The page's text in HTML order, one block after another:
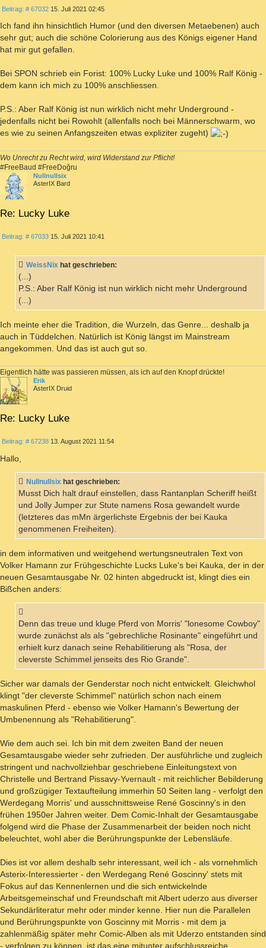
Beitrag: # 67032Beitrag
15. Juli 2021 02:45
Ich fand ihn hinsichtlich Humor (und den diversen Metaebenen) auch
sehr gut; auch die schöne Colorierung aus des Königs eigener Hand
hat mir gut gefallen.
Bei SPON schrieb ein Forist: 100% Lucky Luke und 100% Ralf König -
dem kann ich mich zu 100% anschliessen.
P.S.: Aber Ralf König ist nun wirklich nicht mehr Underground -
jedenfalls nicht bei Rowohlt (allenfalls noch bei Männerschwarm, wo
es wie zu seinen Anfangszeiten etwas expliziter zugeht)
Wo Unrecht zu Recht wird, wird Widerstand zur Pflicht!
#FreeBaud #FreeDoğru
Nullnullsix
AsterIX Bard
Re: Lucky Luke
Beitrag: # 67033Beitrag
15. Juli 2021 10:41
WeissNix hat geschrieben:
(...)
P.S.: Aber Ralf König ist nun wirklich nicht mehr Underground
(...)
Ich meinte eher die Tradition, die Wurzeln, das Genre... deshalb ja
auch in Tüddelchen. Natürlich ist König längst im Mainstream
angekommen. Und das ist auch gut so.
Eigentlich hätte was passieren müssen, als ich auf den Knopf drückte!
Erik
AsterIX Druid
Re: Lucky Luke
Beitrag: # 67238Beitrag
13. August 2021 11:54
Hallo,
Nullnullsix hat geschrieben:
Musst Dich halt drauf einstellen, dass Rantanplan Scheriff heißt
und Jolly Jumper zur Stute namens Rosa gewandelt wurde
(letzteres das mMn ärgerlichste Ergebnis der bei Kauka
genommenen Freiheiten).
in dem informativen und weitgehend wertungsneutralen Text von
Volker Hamann zur Frühgeschichte Lucks Luke's bei Kauka, der in der
neuen Gesamtausgabe Nr. 02 hinten abgedruckt ist, klingt dies ein
Bißchen anders:
Denn das treue und kluge Pferd von Morris' "lonesome Cowboy"
wurde zunächst als als "gebrechliche Rosinante" eingeführt und
erhielt kurz danach seine Rehabilitierung als "Rosa, der
cleverste Schimmel jenseits des Rio Grande".
Sicher war damals der Genderstar noch nicht entwickelt. Gleichwhol
klingt "der cleverste Schimmel" natürlich schon nach einem
maskulinen Pferd - ebenso wie Volker Hamann's Bewertung der
Umbenennung als "Rehabilitierung".
Wie dem auch sei. Ich bin mit dem zweiten Band der neuen
Gesamtausgabe wieder sehr zufrieden. Der ausführliche und zugleich
stringent und nachvollziehbar geschriebene Einleitungstext von
Christelle und Bertrand Pissavy-Yvernault - mit reichlicher Bebilderung
und großzügiger Textaufteilung immerhin 50 Seiten lang - verfolgt den
Werdegang Morris' und ausschnittsweise René Goscinny's in den
frühen 1950er Jahren weiter. Dem Comic-Inhalt der Gesamtausgabe
folgend wird die Phase der Zusammenarbeit der beiden noch nicht
beleuchtet, wohl aber die Berührungspunkte der Lebensläufe.
Dies ist vor allem deshalb sehr interessant, weil ich - als vornehmlich
Asterix-Interessierter - den Werdegang René Goscinny' stets mit
Fokus auf das Kennenlernen und die sich entwickelnde
Arbeitsgemeinschaf und Freundschaft mit Albert uderzo aus diverser
Sekundärliteratur mehr oder minder kenne. Hier nun die Parallelen
und Berührungspunkte von Goscinny mit Morris - mit dem ja
zahlenmäßig später mehr Comic-Alben als mit Uderzo entstanden sind
- verfolgen zu können, ist das eine mitunter aufschlussreiche